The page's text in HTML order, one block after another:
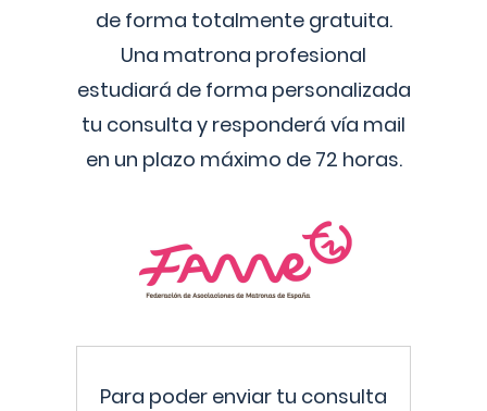
de forma totalmente gratuita.
Una matrona profesional
estudiará de forma personalizada
tu consulta y responderá vía mail
en un plazo máximo de 72 horas.
Para poder enviar tu consulta